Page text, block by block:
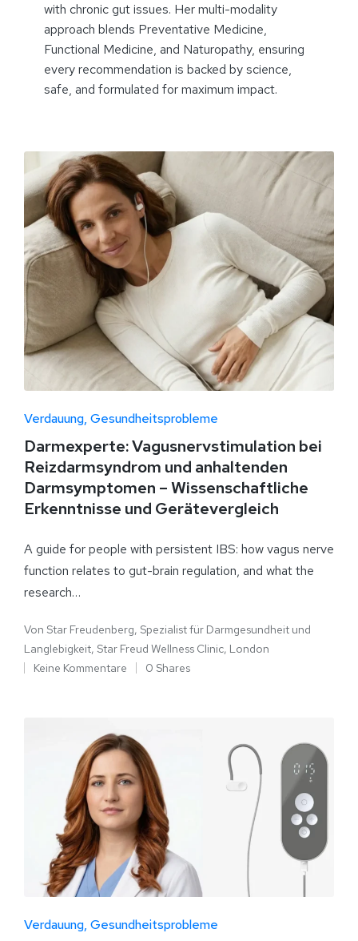
with chronic gut issues. Her multi-modality
approach blends Preventative Medicine,
Functional Medicine, and Naturopathy, ensuring
every recommendation is backed by science,
safe, and formulated for maximum impact.
Verdauung Gesundheitsprobleme
Darmexperte: Vagusnervstimulation bei
Reizdarmsyndrom und anhaltenden
Darmsymptomen – Wissenschaftliche
Erkenntnisse und Gerätevergleich
A guide for people with persistent IBS: how vagus nerve
function relates to gut-brain regulation, and what the
research…
Von Star Freudenberg, Spezialist für Darmgesundheit und
Langlebigkeit, Star Freud Wellness Clinic, London
Keine Kommentare
0 Shares
Verdauung Gesundheitsprobleme